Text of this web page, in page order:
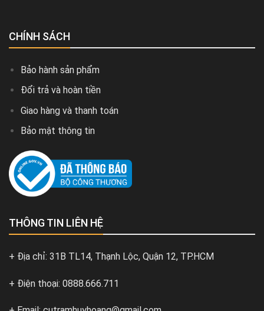
CHÍNH SÁCH
Bảo hành sản phẩm
Đổi trả và hoàn tiền
Giao hàng và thanh toán
Bảo mật thông tin
THÔNG TIN LIÊN HỆ
+ Địa chỉ: 31B TL14, Thạnh Lộc, Quận 12, TP.HCM
+ Điện thoại: 0888.666.711